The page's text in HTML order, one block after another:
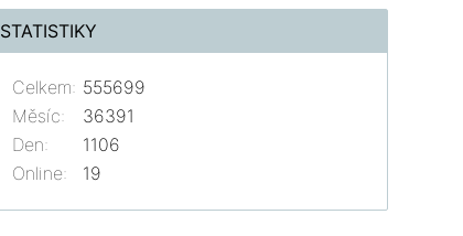
STATISTIKY
Online: 19
Celkem: 555699
Měsíc:
36391
Den:
1106